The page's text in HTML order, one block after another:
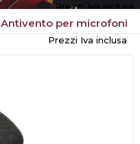
Prezzi Iva inclusa
Antivento per microfoni
Prezzi Iva inclusa